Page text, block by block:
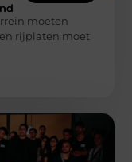
moeten
rijplaten moet